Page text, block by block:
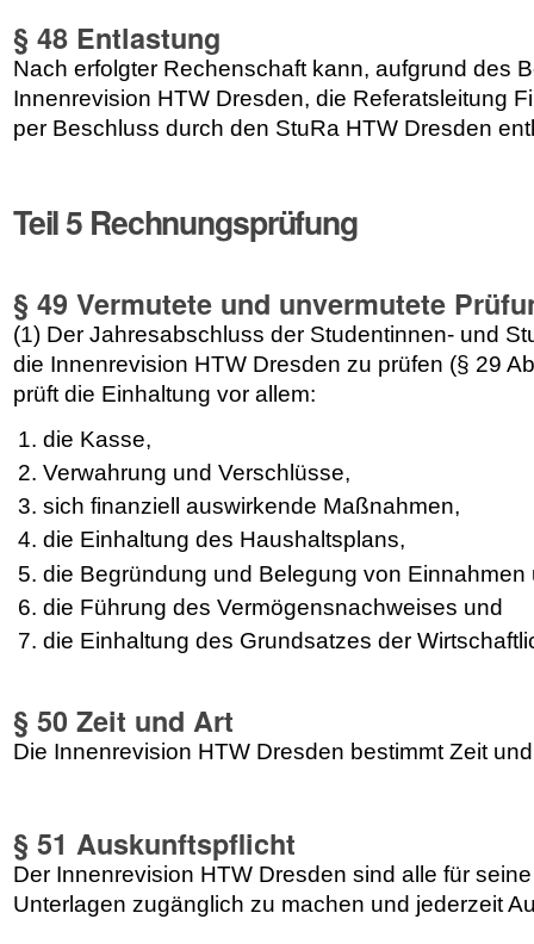
§ 48 Entlastung
Nach erfolgter Rechenschaft kann, aufgrund des
Innenrevision HTW Dresden, die Referatsleitung
per Beschluss durch den StuRa HTW Dresden
Teil 5 Rechnungsprüfung
§ 49 Vermutete und unvermutete
(1) Der Jahresabschluss der Studentinnen- und
die Innenrevision HTW Dresden zu prüfen (§ 29
prüft die Einhaltung vor allem:
die Kasse,
Verwahrung und Verschlüsse,
sich finanziell auswirkende Maßnahmen,
die Einhaltung des Haushaltsplans,
die Begründung und Belegung von Einnahmen
die Führung des Vermögensnachweises und
die Einhaltung des Grundsatzes der
§ 50 Zeit und Art
Die Innenrevision HTW Dresden bestimmt Zeit
§ 51 Auskunftspflicht
Der Innenrevision HTW Dresden sind alle für
Unterlagen zugänglich zu machen und jederzeit